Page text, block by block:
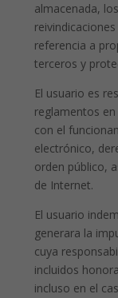
almacenada,
referencia a
terceros y
El usuario es
reglamentos
con el
electrónico,
orden público,
de Internet.
El usuario
generara la
cuya
incluidos
incluso en el